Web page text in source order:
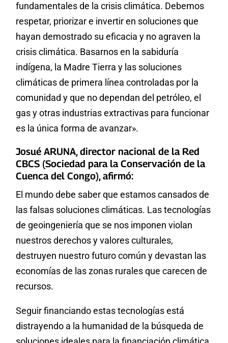
fundamentales de la crisis climática. Debemos
respetar, priorizar e invertir en soluciones que
hayan demostrado su eficacia y no agraven la
crisis climática. Basarnos en la sabiduría
indígena, la Madre Tierra y las soluciones
climáticas de primera línea controladas por la
comunidad y que no dependan del petróleo, el
gas y otras industrias extractivas para funcionar
es la única forma de avanzar».
Josué ARUNA, director nacional de la Red
CBCS (Sociedad para la Conservación de la
Cuenca del Congo), afirmó:
El mundo debe saber que estamos cansados de
las falsas soluciones climáticas. Las tecnologías
de geoingeniería que se nos imponen violan
nuestros derechos y valores culturales,
destruyen nuestro futuro común y devastan las
economías de las zonas rurales que carecen de
recursos.
Seguir financiando estas tecnologías está
distrayendo a la humanidad de la búsqueda de